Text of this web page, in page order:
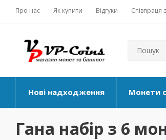
Про нас Як купити Відгуки Співпраця
Нові надходження Монети
Гана набір з 6